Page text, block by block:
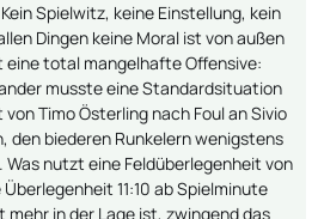
Spielwitz, keine Einstellung, kein
Dingen keine Moral ist von außen
eine total mangelhafte Offensive:
musste eine Standardsituation
Timo Österling nach Foul an Sivio
den biederen Runkelern wenigstens
nutzt eine Feldüberlegenheit von
11:10 ab Spielminute
mehr in der Lage ist, zwingend das